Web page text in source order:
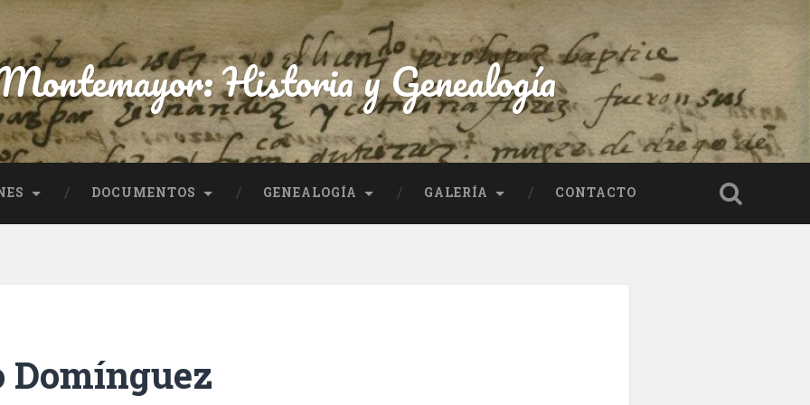
Historia y Genealogía
DOCUMENTOS GENEALOGÍA GALERÍA CONTACTO
Domínguez